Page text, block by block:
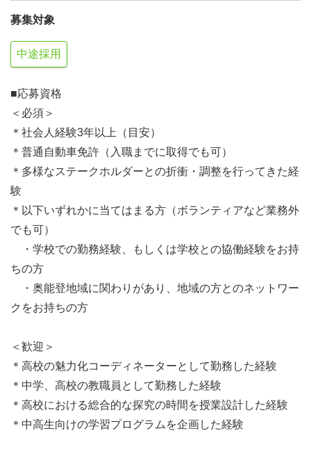
募集対象
中途採用
■応募資格
＜必須＞
＊社会人経験3年以上（目安）
＊普通自動車免許（入職までに取得でも可）
＊多様なステークホルダーとの折衝・調整を行ってきた経
験
＊以下いずれかに当てはまる方（ボランティアなど業務外
でも可）
・学校での勤務経験、もしくは学校との協働経験をお持
ちの方
・奥能登地域に関わりがあり、地域の方とのネットワー
クをお持ちの方
＜歓迎＞
＊高校の魅力化コーディネーターとして勤務した経験
＊中学、高校の教職員として勤務した経験
＊高校における総合的な探究の時間を授業設計した経験
＊中高生向けの学習プログラムを企画した経験